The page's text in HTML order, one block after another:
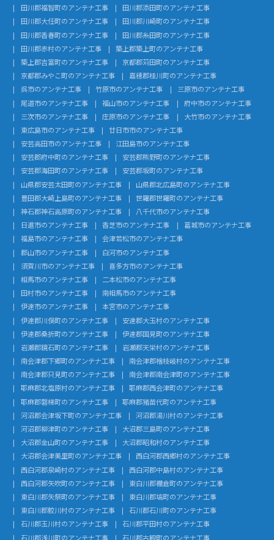
田川郡福智町のアンテナ工事
田川郡添田町のアンテナ工事
田川郡大任町のアンテナ工事
田川郡川崎町のアンテナ工事
田川郡香春町のアンテナ工事
田川郡糸田町のアンテナ工事
田川郡赤村のアンテナ工事
築上郡築上町のアンテナ工事
築上郡吉富町のアンテナ工事
京都郡苅田町のアンテナ工事
京都郡みやこ町のアンテナ工事
嘉穂郡桂川町のアンテナ工事
呉市のアンテナ工事
竹原市のアンテナ工事
三原市のアンテナ工事
尾道市のアンテナ工事
福山市のアンテナ工事
府中市のアンテナ工事
三次市のアンテナ工事
庄原市のアンテナ工事
大竹市のアンテナ工事
東広島市のアンテナ工事
廿日市市のアンテナ工事
安芸高田市のアンテナ工事
江田島市のアンテナ工事
安芸郡府中町のアンテナ工事
安芸郡熊野町のアンテナ工事
安芸郡海田町のアンテナ工事
安芸郡坂町のアンテナ工事
山県郡安芸太田町のアンテナ工事
山県郡北広島町のアンテナ工事
豊田郡大崎上島町のアンテナ工事
世羅郡世羅町のアンテナ工事
神石郡神石高原町のアンテナ工事
八千代市のアンテナ工事
日進市のアンテナ工事
香芝市のアンテナ工事
葛城市のアンテナ工事
福島市のアンテナ工事
会津若松市のアンテナ工事
郡山市のアンテナ工事
白河市のアンテナ工事
須賀川市のアンテナ工事
喜多方市のアンテナ工事
相馬市のアンテナ工事
二本松市のアンテナ工事
田村市のアンテナ工事
南相馬市のアンテナ工事
伊達市のアンテナ工事
本宮市のアンテナ工事
伊達郡川俣町のアンテナ工事
安達郡大玉村のアンテナ工事
伊達郡桑折町のアンテナ工事
伊達郡国見町のアンテナ工事
岩瀬郡鏡石町のアンテナ工事
岩瀬郡天栄村のアンテナ工事
南会津郡下郷町のアンテナ工事
南会津郡檜枝岐村のアンテナ工事
南会津郡只見町のアンテナ工事
南会津郡南会津町のアンテナ工事
耶麻郡北塩原村のアンテナ工事
耶麻郡西会津町のアンテナ工事
耶麻郡磐梯町のアンテナ工事
耶麻郡猪苗代町のアンテナ工事
河沼郡会津坂下町のアンテナ工事
河沼郡湯川村のアンテナ工事
河沼郡柳津町のアンテナ工事
大沼郡三島町のアンテナ工事
大沼郡金山町のアンテナ工事
大沼郡昭和村のアンテナ工事
大沼郡会津美里町のアンテナ工事
西白河郡西郷村のアンテナ工事
西白河郡泉崎村のアンテナ工事
西白河郡中島村のアンテナ工事
西白河郡矢吹町のアンテナ工事
東白川郡棚倉町のアンテナ工事
東白川郡矢祭町のアンテナ工事
東白川郡塙町のアンテナ工事
東白川郡鮫川村のアンテナ工事
石川郡石川町のアンテナ工事
石川郡玉川村のアンテナ工事
石川郡平田村のアンテナ工事
石川郡浅川町のアンテナ工事
石川郡古殿町のアンテナ工事